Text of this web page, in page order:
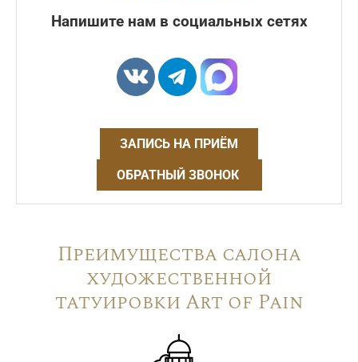
Напишите нам в социальных сетях
ЗАПИСЬ НА ПРИЁМ
ОБРАТНЫЙ ЗВОНОК
Преимущества салона
художественной
татуировки Art of Pain